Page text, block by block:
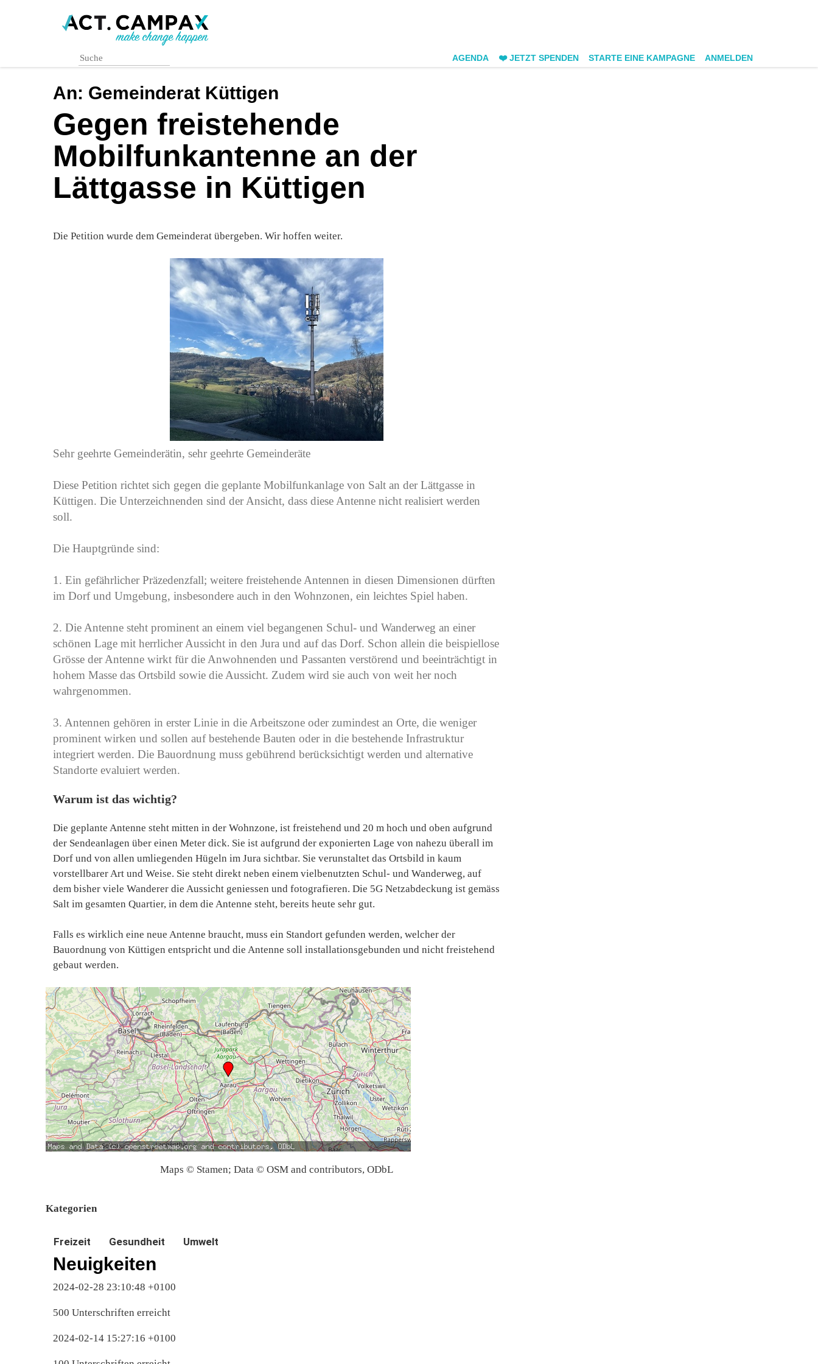
AGENDA ❤️ JETZT SPENDEN STARTE EINE KAMPAGNE ANMELDEN
An: Gemeinderat Küttigen
Gegen freistehende
Mobilfunkantenne an der
Lättgasse in Küttigen
Die Petition wurde dem Gemeinderat übergeben. Wir hoffen weiter.
Sehr geehrte Gemeinderätin, sehr geehrte Gemeinderäte
Diese Petition richtet sich gegen die geplante Mobilfunkanlage von Salt an der Lättgasse in
Küttigen. Die Unterzeichnenden sind der Ansicht, dass diese Antenne nicht realisiert werden
soll.
Die Hauptgründe sind:
1. Ein gefährlicher Präzedenzfall; weitere freistehende Antennen in diesen Dimensionen dürften
im Dorf und Umgebung, insbesondere auch in den Wohnzonen, ein leichtes Spiel haben.
2. Die Antenne steht prominent an einem viel begangenen Schul- und Wanderweg an einer
schönen Lage mit herrlicher Aussicht in den Jura und auf das Dorf. Schon allein die beispiellose
Grösse der Antenne wirkt für die Anwohnenden und Passanten verstörend und beeinträchtigt in
hohem Masse das Ortsbild sowie die Aussicht. Zudem wird sie auch von weit her noch
wahrgenommen.
3. Antennen gehören in erster Linie in die Arbeitszone oder zumindest an Orte, die weniger
prominent wirken und sollen auf bestehende Bauten oder in die bestehende Infrastruktur
integriert werden. Die Bauordnung muss gebührend berücksichtigt werden und alternative
Standorte evaluiert werden.
Warum ist das wichtig?
Die geplante Antenne steht mitten in der Wohnzone, ist freistehend und 20 m hoch und oben aufgrund
der Sendeanlagen über einen Meter dick. Sie ist aufgrund der exponierten Lage von nahezu überall im
Dorf und von allen umliegenden Hügeln im Jura sichtbar. Sie verunstaltet das Ortsbild in kaum
vorstellbarer Art und Weise. Sie steht direkt neben einem vielbenutzten Schul- und Wanderweg, auf
dem bisher viele Wanderer die Aussicht geniessen und fotografieren. Die 5G Netzabdeckung ist gemäss
Salt im gesamten Quartier, in dem die Antenne steht, bereits heute sehr gut.
Falls es wirklich eine neue Antenne braucht, muss ein Standort gefunden werden, welcher der
Bauordnung von Küttigen entspricht und die Antenne soll installationsgebunden und nicht freistehend
gebaut werden.
Maps © Stamen; Data © OSM and contributors, ODbL
Kategorien
Freizeit Gesundheit Umwelt
Neuigkeiten
2024-02-28 23:10:48 +0100
500 Unterschriften erreicht
2024-02-14 15:27:16 +0100